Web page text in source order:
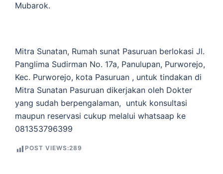
Mubarok.
Mitra Sunatan, Rumah sunat Pasuruan berlokasi Jl.
Panglima Sudirman No. 17a, Panulupan, Purworejo,
Kec. Purworejo, kota Pasuruan , untuk tindakan di
Mitra Sunatan Pasuruan dikerjakan oleh Dokter
yang sudah berpengalaman, untuk konsultasi
maupun reservasi cukup melalui whatsaap ke
081353796399
POST VIEWS:289